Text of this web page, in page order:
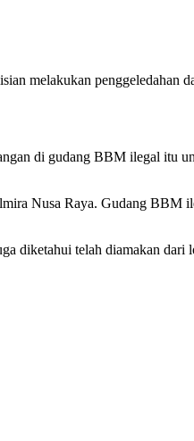
melakukan penggeledahan
di gudang BBM ilegal itu
Nusa Raya. Gudang BBM
diketahui telah diamakan dari